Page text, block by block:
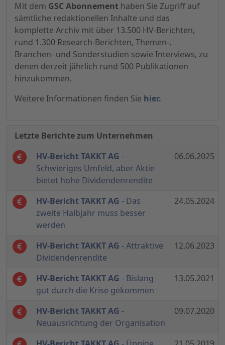
Mit dem GSC Abonnement haben Sie Zugriff auf
sämtliche redaktionellen Inhalte und das
komplette Archiv mit über 13.500 HV-Berichten,
rund 1.300 Research-Berichten, Themen-,
Branchen- und Sonderstudien sowie Interviews, zu
denen derzeit jährlich rund 500 Publikationen
hinzukommen.
Weitere Informationen finden Sie hier.
Letzte Berichte zum Unternehmen
HV-Bericht TAKKT AG -
Schwieriges Umfeld, aber Aktie
bietet hohe Dividendenrendite
06.06.2025
HV-Bericht TAKKT AG - Das
zweite Halbjahr muss besser
werden
24.05.2024
HV-Bericht TAKKT AG - Attraktive
Dividendenrendite
12.06.2023
HV-Bericht TAKKT AG - Bislang
gut durch die Krise gekommen
13.05.2021
HV-Bericht TAKKT AG -
Neuausrichtung der Organisation
09.07.2020